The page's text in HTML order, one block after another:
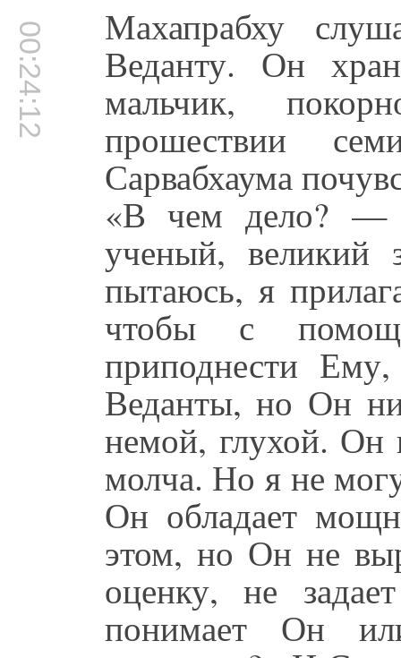
00:24:12 Махапрабху
Веданту. Он
мальчик,
прошествии
Сарвабхаума
«В чем дело? —
ученый,
пытаюсь, я
чтобы с
приподнести
Веданты, но Он
немой, глухой. Он
молча. Но я не
Он обладает
этом, но Он не
оценку, не
понимает Он